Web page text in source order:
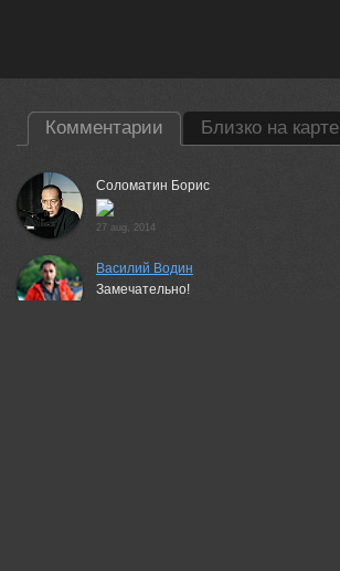
Комментарии Близко на карте
Соломатин Борис
27 aug, 2014
Василий Водин
Замечательно!